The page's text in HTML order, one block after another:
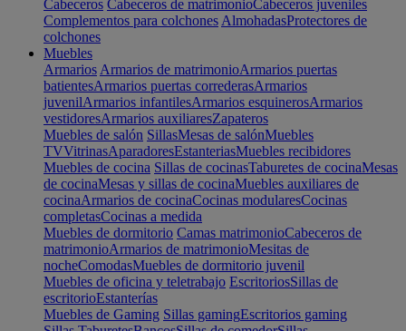
Cabeceros Cabeceros de matrimonioCabeceros juveniles
Complementos para colchones AlmohadasProtectores de
colchones
Muebles
Armarios Armarios de matrimonioArmarios puertas
batientesArmarios puertas correderasArmarios
juvenilArmarios infantilesArmarios esquinerosArmarios
vestidoresArmarios auxiliaresZapateros
Muebles de salón SillasMesas de salónMuebles
TVVitrinasAparadoresEstanteriasMuebles recibidores
Muebles de cocina Sillas de cocinasTaburetes de cocinaMesas
de cocinaMesas y sillas de cocinaMuebles auxiliares de
cocinaArmarios de cocinaCocinas modularesCocinas
completasCocinas a medida
Muebles de dormitorio Camas matrimonioCabeceros de
matrimonioArmarios de matrimonioMesitas de
nocheComodasMuebles de dormitorio juvenil
Muebles de oficina y teletrabajo EscritoriosSillas de
escritorioEstanterías
Muebles de Gaming Sillas gamingEscritorios gaming